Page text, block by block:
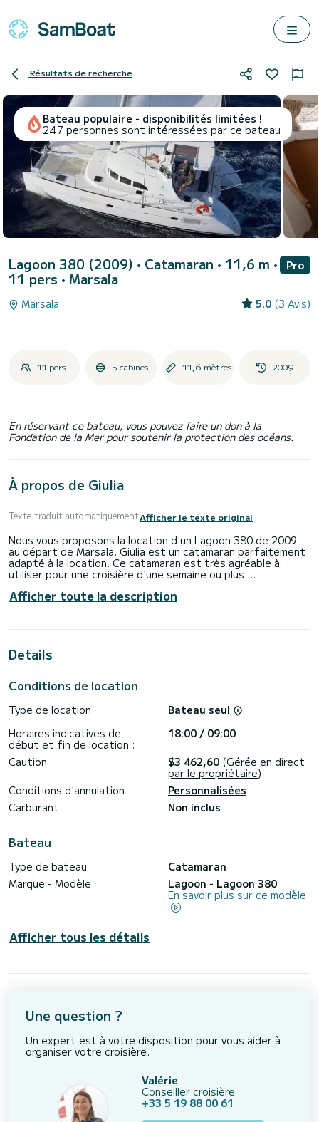
Résultats de recherche
Bateau populaire - disponibilités limitées !
247 personnes sont intéressées par ce bateau
Lagoon 380 (2009) • Catamaran • 11,6 m •
11 pers • Marsala
Pro
Marsala 5.0 (3 Avis)
11 pers. 5 cabines 11,6 mètres 2009
En réservant ce bateau, vous pouvez faire un don à la
Fondation de la Mer pour soutenir la protection des océans.
À propos de Giulia
Texte traduit automatiquementAfficher le texte original
Nous vous proposons la location d'un Lagoon 380 de 2009
au départ de Marsala. Giulia est un catamaran parfaitement
adapté à la location. Ce catamaran est très agréable à
utiliser pour une croisière d'une semaine ou plus.
Le bateau dispose de 5 cabines confortables et d'une
capacité de bateau de 11 personnes. D'une longueur totale
vacances extraordinaires sur l'eau près de Marsala
Pour votre confort, Giulia en dispose de 3 avec douche< br>
équipements suivants : Pilote automatique, Moteur hors-
plateforme, nous vous répondrons avec nos meilleures
Afficher toute la description
Details
Conditions de location
Type de location
Bateau seul
Horaires indicatives de
début et fin de location :
18:00 / 09:00
Caution
$3 462,60 (Gérée en direct
par le propriétaire)
Conditions d'annulation
Personnalisées
Carburant
Non inclus
Bateau
Type de bateau
Catamaran
Marque - Modèle
Lagoon - Lagoon 380
En savoir plus sur ce modèle
Afficher tous les détails
Une question ?
Un expert est à votre disposition pour vous aider à
organiser votre croisière.
Valérie
Conseiller croisière
+33 5 19 88 00 61